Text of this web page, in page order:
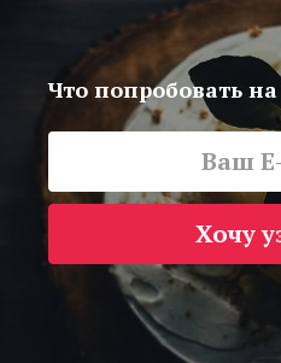
Что попробовать
Хочу